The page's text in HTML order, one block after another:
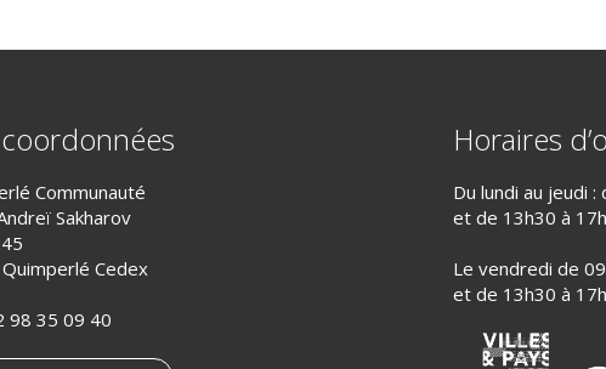
Communauté
Sakharov
Cedex
98 35 09 40
Horaires
Du lundi au jeudi
et de 13h30 à
Le vendredi de
et de 13h30 à